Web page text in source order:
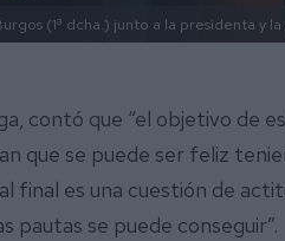
(1ª dcha.) junto a la presidenta y
contó que “el objetivo de
que se puede ser feliz
final es una cuestión de
pautas se puede conseguir”.